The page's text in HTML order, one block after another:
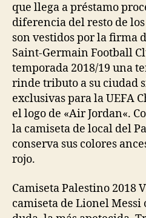
que llega a préstamo
diferencia del resto de
son vestidos por la firma
Saint-Germain Football
temporada 2018/19 una
rinde tributo a su ciudad
exclusivas para la UEFA
el logo de «Air Jordan«.
la camiseta de local del
conserva sus colores
rojo.
Camiseta Palestino 2018
camiseta de Lionel Messi